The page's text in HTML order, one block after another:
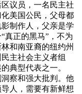
议员，一名民主社
美国公民，父母都
制作人，父亲是学
真正的黑马”，不为
和南亚裔的纽约州
主社会主义者组
典型代表之一。
察和强大批判。他
人，需要有新鲜想